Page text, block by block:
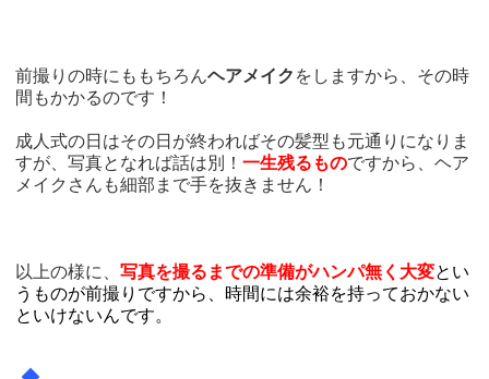
前撮りの時にももちろんヘアメイク をしますから、その時
間もかかるのです！
成人式の日はその日が終わればその髪型も元通りになりま
すが、写真となれば話は別！一生残るものですから、ヘア
メイクさんも細部まで手を抜きません！
以上の様に、写真を撮るまでの準備がハンパ無く大変とい
うものが前撮りですから、時間には余裕を持っておかない
といけないんです。